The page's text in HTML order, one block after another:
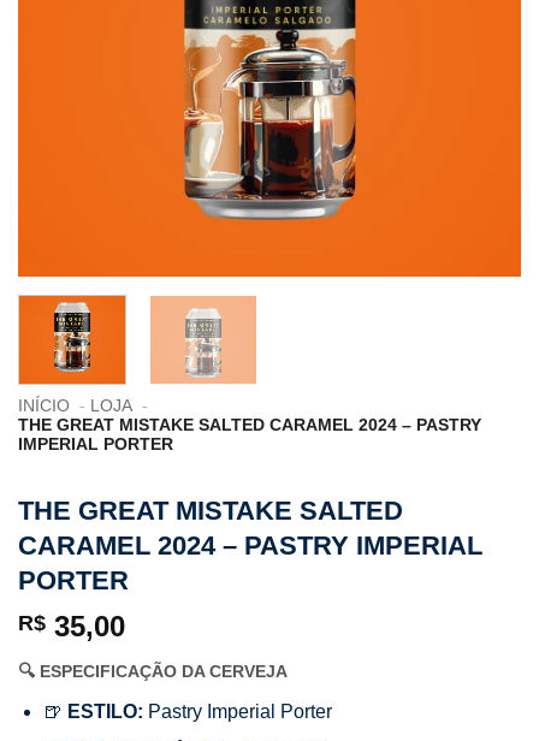
INÍCIO
LOJA
THE GREAT MISTAKE SALTED CARAMEL 2024 – PASTRY
IMPERIAL PORTER
THE GREAT MISTAKE SALTED
CARAMEL 2024 – PASTRY IMPERIAL
PORTER
R$ 35,00
🔍 ESPECIFICAÇÃO DA CERVEJA
🍺 ESTILO: Pastry Imperial Porter